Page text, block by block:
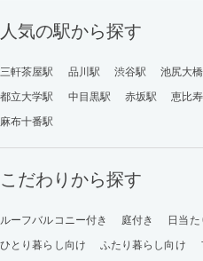
人気の駅から探す
三軒茶屋駅 品川駅 渋谷駅 池尻大
都立大学駅
中目黒駅 赤坂駅 恵比
麻布十番駅
こだわりから探す
ルーフバルコニー付き 庭付き 日当
ひとり暮らし向け
ふたり暮らし向け